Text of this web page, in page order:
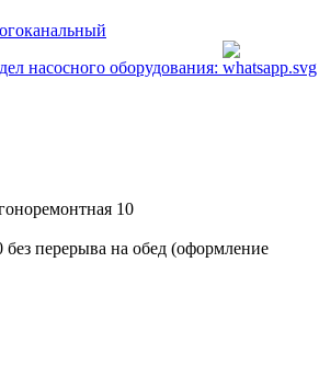
насосного оборудования:
10
перерыва на обед (оформление